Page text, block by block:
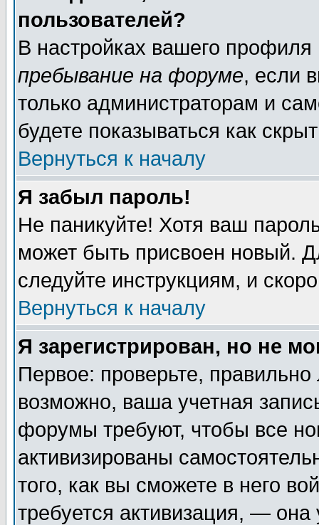
пользователей?
В настройках вашего
пребывание на форуме, если
только администраторам и
будете показываться как
Вернуться к началу
Я забыл пароль!
Не паникуйте! Хотя ваш
может быть присвоен новый.
следуйте инструкциям, и
Вернуться к началу
Я зарегистрирован, но не
Первое: проверьте,
возможно, ваша учетная
форумы требуют, чтобы все
активизированы
того, как вы сможете в него
требуется активизация, —